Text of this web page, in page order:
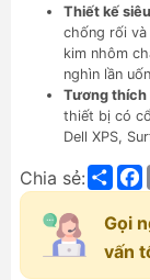
Thiết kế
chống rối
kim nhôm
nghìn lần
Tương thích
thiết bị có
Dell XPS,
Chia sẻ:
Gọi
vấn